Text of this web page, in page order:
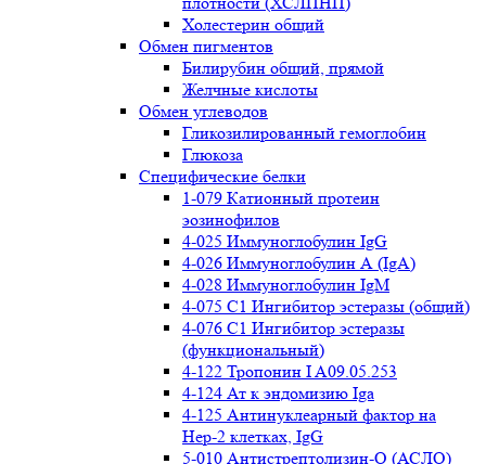
Холестерин общий
Обмен пигментов
Билирубин общий, прямой
Желчные кислоты
Обмен углеводов
Гликозилированный гемоглобин
Глюкоза
Специфические белки
1-079 Катионный протеин
эозинофилов
4-025 Иммуноглобулин IgG
4-026 Иммуноглобулин А (IgA)
4-028 Иммуноглобулин IgM
4-075 С1 Ингибитор эстеразы (общий)
4-076 С1 Ингибитор эстеразы
(функциональный)
4-122 Тропонин I A09.05.253
4-124 Ат к эндомизию Iga
4-125 Антинуклеарный фактор на
Нер-2 клетках, IgG
5-010 Антистрептолизин-О (АСЛО)